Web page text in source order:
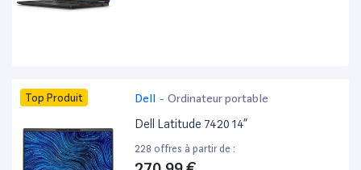
Top Produit Dell - Ordinateur portable
Dell Latitude 7420 14”
228 offres à partir de :